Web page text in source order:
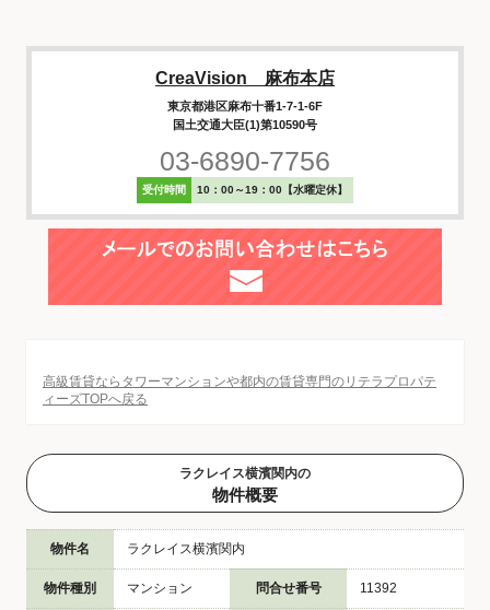
CreaVision 麻布本店
東京都港区麻布十番1-7-1-6F
国土交通大臣(1)第10590号
03-6890-7756
受付時間 10：00～19：00【水曜定休】
高級賃貸ならタワーマンションや都内の賃貸専門のリテラプロパテ
ィーズTOPへ戻る
ラクレイス横濱関内の
物件概要
物件名 ラクレイス横濱関内
物件種別 マンション 問合せ番号 11392